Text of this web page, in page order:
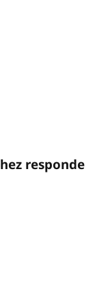
responde